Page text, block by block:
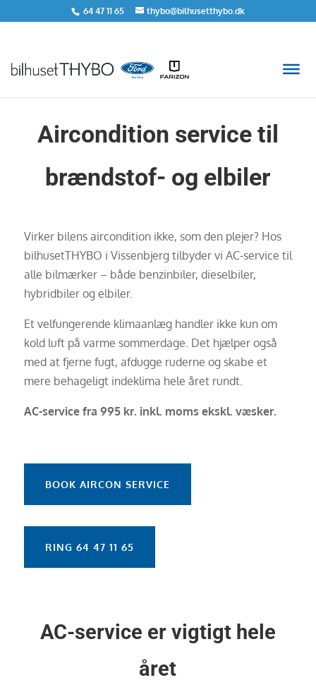
64 47 11 65 thybo@bilhusetthybo.dk
Aircondition service til
brændstof- og elbiler
Virker bilens aircondition ikke, som den plejer? Hos
bilhusetTHYBO i Vissenbjerg tilbyder vi AC-service til
alle bilmærker – både benzinbiler, dieselbiler,
hybridbiler og elbiler.
Et velfungerende klimaanlæg handler ikke kun om
kold luft på varme sommerdage. Det hjælper også
med at fjerne fugt, afdugge ruderne og skabe et
mere behageligt indeklima hele året rundt.
AC-service fra 995 kr. inkl. moms ekskl. væsker.
BOOK AIRCON SERVICE
RING 64 47 11 65
AC-service er vigtigt hele
året